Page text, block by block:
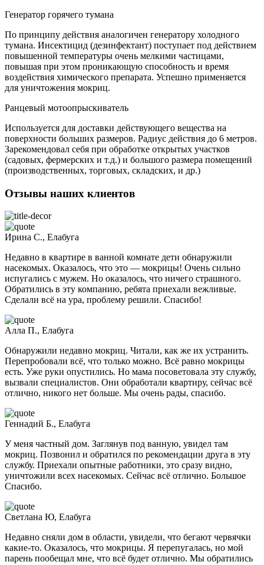
Генератор горячего тумана
По принципу действия аналогичен генератору холодного
тумана. Инсектицид (дезинфектант) поступает под действием
повышенной температуры очень мелкими частицами,
повышая при этом проникающую способность и время
воздействия химического препарата. Успешно применяется
для уничтожения мокриц.
Ранцевый мотоопрыскиватель
Используется для доставки действующего вещества на
поверхности больших размеров. Радиус действия до 6 метров.
Зарекомендовал себя при обработке открытых участков
(садовых, фермерских и т.д.) и большого размера помещений
(производственных, торговых, складских, и др.)
Отзывы наших клиентов
Ирина С., Елабуга
Недавно в квартире в ванной комнате дети обнаружили
насекомых. Оказалось, что это — мокрицы! Очень сильно
испугались с мужем. Но оказалось, что ничего страшного.
Обратились в эту компанию, ребята приехали вежливые.
Сделали всё на ура, проблему решили. Спасибо!
Алла П., Елабуга
Обнаружили недавно мокриц. Читали, как же их устранить.
Перепробовали всё, что только можно. Всё равно мокрицы
есть. Уже руки опустились. Но мама посоветовала эту службу,
вызвали специалистов. Они обработали квартиру, сейчас всё
отлично, никого нет больше. Мы очень рады, спасибо.
Геннадий Б., Елабуга
У меня частный дом. Заглянув под ванную, увидел там
мокриц. Позвонил и обратился по рекомендации друга в эту
службу. Приехали опытные работники, это сразу видно,
уничтожили всех насекомых. Сейчас всё отлично. Большое
Спасибо.
Светлана Ю, Елабуга
Недавно сняли дом в области, увидели, что бегают червячки
какие-то. Оказалось, что мокрицы. Я перепугалась, но мой
парень пообещал мне, что всё будет отлично. Мы обратились